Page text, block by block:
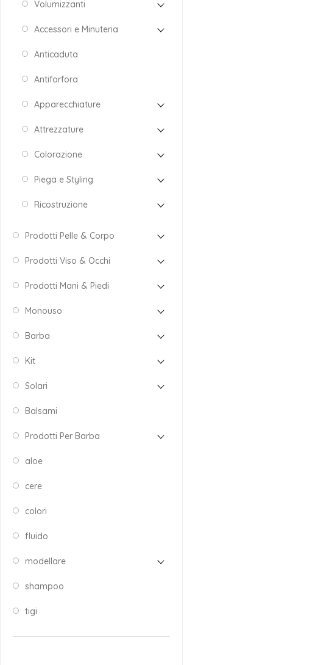
Volumizzanti
Accessori e Minuteria
Anticaduta
Antiforfora
Apparecchiature
Attrezzature
Colorazione
Piega e Styling
Ricostruzione
Prodotti Pelle & Corpo
Prodotti Viso & Occhi
Prodotti Mani & Piedi
Monouso
Barba
Kit
Solari
Balsami
Prodotti Per Barba
aloe
cere
colori
fluido
modellare
shampoo
tigi